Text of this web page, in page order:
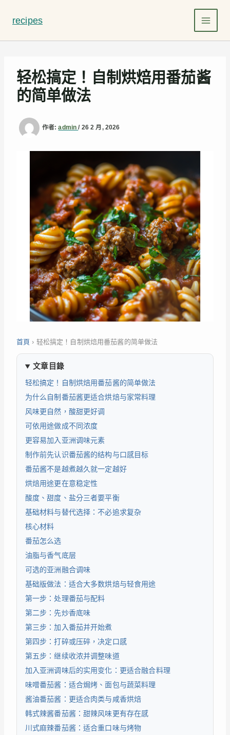
要
recipes
轻松搞定！自制烘焙用番茄酱
的简单做法
作者:admin/ 26 2 月, 2026
首頁 › 轻松搞定！自制烘焙用番茄酱的简单做法
文章目錄
轻松搞定！自制烘焙用番茄酱的简单做法
为什么自制番茄酱更适合烘焙与家常料理
风味更自然，酸甜更好调
可依用途做成不同浓度
更容易加入亚洲调味元素
制作前先认识番茄酱的结构与口感目标
番茄酱不是越煮越久就一定越好
烘焙用途更在意稳定性
酸度、甜度、盐分三者要平衡
基础材料与替代选择：不必追求复杂
核心材料
番茄怎么选
油脂与香气底层
可选的亚洲融合调味
基础版做法：适合大多数烘焙与轻食用途
第一步：处理番茄与配料
第二步：先炒香底味
第三步：加入番茄并开始煮
第四步：打碎或压碎，决定口感
第五步：继续收浓并调整味道
加入亚洲调味后的实用变化：更适合融合料理
味噌番茄酱：适合焗烤、面包与蔬菜料理
酱油番茄酱：更适合肉类与咸香烘焙
韩式辣酱番茄酱：甜辣风味更有存在感
川式麻辣番茄酱：适合重口味与烤物